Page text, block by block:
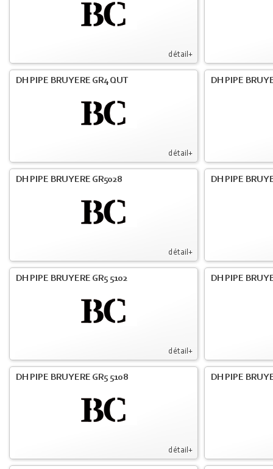
détail+
détail+
DH PIPE BRUYERE GR4 QUT DH PIPE
détail+
DH PIPE BRUYERE GR5028 DH PIPE
détail+
DH PIPE BRUYERE GR5 5102 DH PIPE
détail+
DH PIPE BRUYERE GR5 5108 DH PIPE